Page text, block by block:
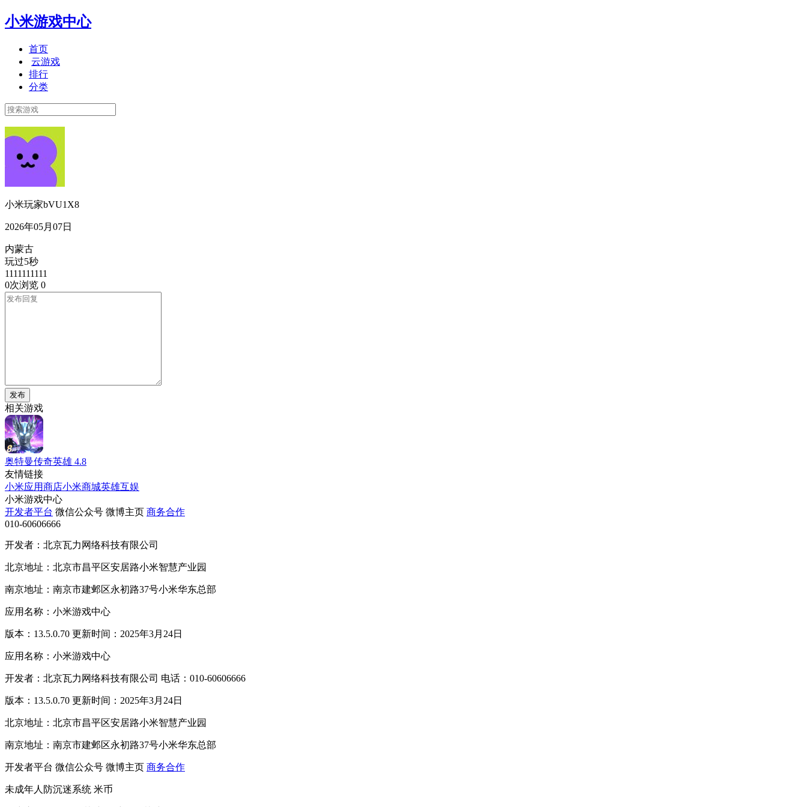
小米游戏中心
首页
云游戏
排行
分类
小米玩家bVU1X8
2026年05月07日
内蒙古
玩过5秒
1111111111
0次浏览 0
发布
相关游戏
奥特曼传奇英雄 4.8
友情链接
小米应用商店小米商城英雄互娱
小米游戏中心
开发者平台 微信公众号 微博主页 商务合作
010-60606666
开发者：北京瓦力网络科技有限公司
北京地址：北京市昌平区安居路小米智慧产业园
南京地址：南京市建邺区永初路37号小米华东总部
应用名称：小米游戏中心
版本：13.5.0.70 更新时间：2025年3月24日
应用名称：小米游戏中心
开发者：北京瓦力网络科技有限公司 电话：010-60606666
版本：13.5.0.70 更新时间：2025年3月24日
北京地址：北京市昌平区安居路小米智慧产业园
南京地址：南京市建邺区永初路37号小米华东总部
开发者平台 微信公众号 微博主页 商务合作
未成年人防沉迷系统 米币